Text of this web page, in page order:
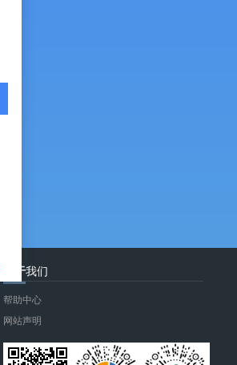
关于我们
帮助中心
网站声明